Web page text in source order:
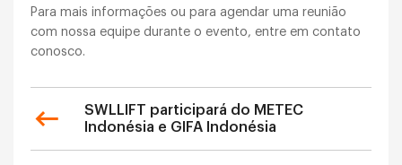
Para mais informações ou para agendar uma reunião
com nossa equipe durante o evento, entre em contato
conosco.
SWLLIFT participará do METEC
Indonésia e GIFA Indonésia